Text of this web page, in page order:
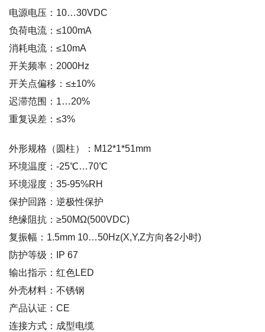
电源电压：10…30VDC
负荷电流：≤100mA
消耗电流：≤10mA
开关频率：2000Hz
开关点偏移：≤±10%
迟滞范围：1…20%
重复误差：≤3%
外形规格（圆柱）：M12*1*51mm
环境温度：-25℃…70℃
环境湿度：35-95%RH
保护回路：逆极性保护
绝缘阻抗：≥50MΩ(500VDC)
复振幅：1.5mm 10…50Hz(X,Y,Z方向各2小时)
防护等级：IP 67
输出指示：红色LED
外壳材料：不锈钢
产品认证：CE
连接方式：成型电缆